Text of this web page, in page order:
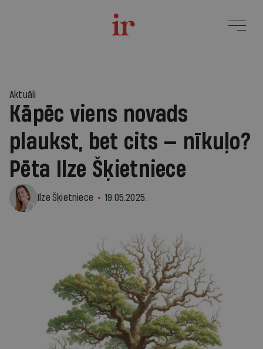
Aktuāli
Kāpēc viens novads
plaukst, bet cits — nīkuļo?
Pēta Ilze Šķietniece
Ilze Šķietniece 19.05.2025.